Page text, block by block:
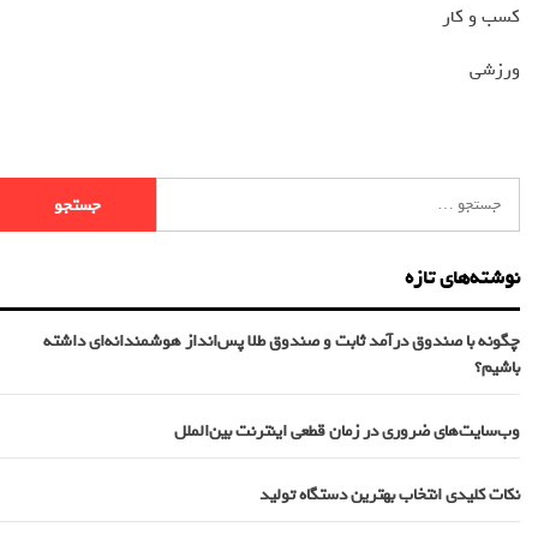
کسب و کار
ورزشی
نوشته‌های تازه
چگونه با صندوق درآمد ثابت و صندوق طلا پس‌انداز هوشمندانه‌ای داشته
باشیم؟
وب‌سایت‌های ضروری در زمان قطعی اینترنت بین‌الملل
نکات کلیدی انتخاب بهترین دستگاه تولید